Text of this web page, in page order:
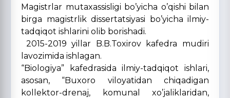
Magistrlar mutaxassisligi bo’yicha o’qishi bilan
birga magistrlik dissertatsiyasi bo’yicha ilmiy-
tadqiqot ishlarini olib borishadi.
2015-2019 yillar B.B.Toxirov kafedra mudiri
lavozimida ishlagan.
“Biologiya” kafedrasida ilmiy-tadqiqot ishlari,
asosan, “Buxoro viloyatidan chiqadigan
kollektor-drenaj, komunal xo’jaliklaridan,